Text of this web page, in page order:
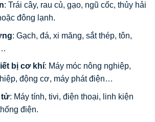
: Trái cây, rau củ, gạo, ngũ cốc, thủy hải
đông lạnh.
: Gạch, đá, xi măng, sắt thép, tôn,
bị cơ khí: Máy móc nông nghiệp,
động cơ, máy phát điện…
tử: Máy tính, tivi, điện thoại, linh kiện
điện.